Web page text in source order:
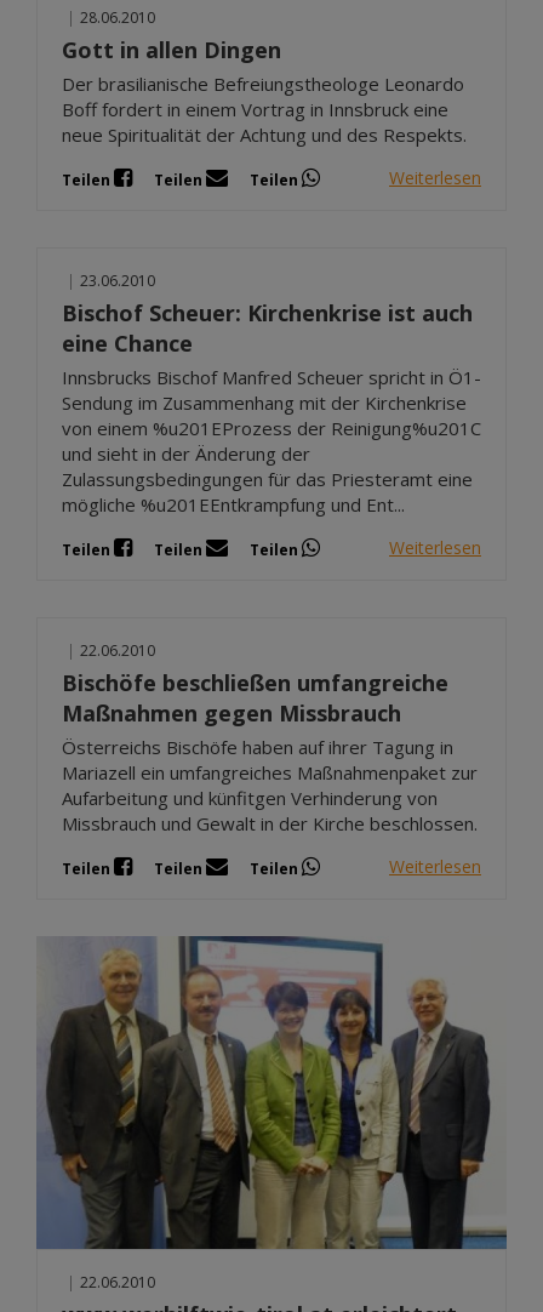
| 28.06.2010
Gott in allen Dingen
Der brasilianische Befreiungstheologe Leonardo
Boff fordert in einem Vortrag in Innsbruck eine
neue Spiritualität der Achtung und des Respekts.
Teilen Teilen Teilen Weiterlesen
| 23.06.2010
Bischof Scheuer: Kirchenkrise ist auch
eine Chance
Innsbrucks Bischof Manfred Scheuer spricht in Ö1-
Sendung im Zusammenhang mit der Kirchenkrise
von einem %u201EProzess der Reinigung%u201C
und sieht in der Änderung der
Zulassungsbedingungen für das Priesteramt eine
mögliche %u201EEntkrampfung und Ent...
Teilen Teilen Teilen Weiterlesen
| 22.06.2010
Bischöfe beschließen umfangreiche
Maßnahmen gegen Missbrauch
Österreichs Bischöfe haben auf ihrer Tagung in
Mariazell ein umfangreiches Maßnahmenpaket zur
Aufarbeitung und künfitgen Verhinderung von
Missbrauch und Gewalt in der Kirche beschlossen.
Teilen Teilen Teilen Weiterlesen
| 22.06.2010